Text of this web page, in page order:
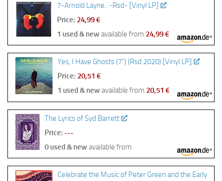
7-Arnold Layne.. -Rsd- [Vinyl LP]
Price: 24,99 €
1 used & new available from 24,99 €
Yes, I Have Ghosts (7") (Rsd 2020) [Vinyl LP]
Price: 20,51 €
1 used & new available from 20,51 €
The Lyrics of Syd Barrett
Price: ---
0 used & new available from
Celebrate the Music of Peter Green and the Early